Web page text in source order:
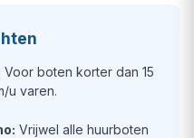
Voor boten korter dan 15
u varen.
Vrijwel alle huurboten